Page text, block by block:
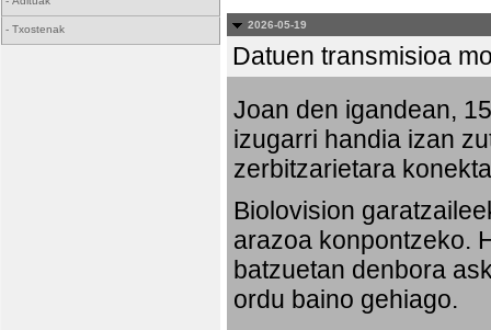
- Txostenak 2026-05-19
Datuen transmisioa
Joan den igandean,
izugarri handia izan
zerbitzarietara
Biolovision
arazoa konpontzeko.
batzuetan denbora
ordu baino gehiago.